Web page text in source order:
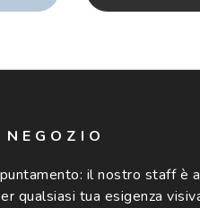
il nostro staff è
qualsiasi tua esigenza